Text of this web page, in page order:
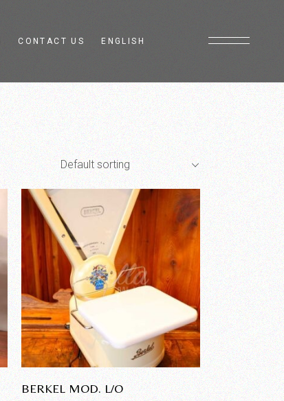
CONTACT US ENGLISH
Italiano
Français
Default sorting
BERKEL MOD. L/O